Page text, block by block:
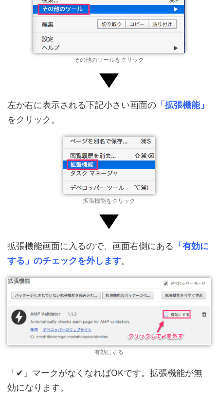
その他のツールをクリック
左か右に表示される下記小さい画面の 「拡張機能」
をクリック。
拡張機能をクリック
拡張機能画面に入るので、画面右側にある 「有効に
する」のチェックを外します。
有効にする
「✔」マークがなくなればOKです。拡張機能が無
効になります。